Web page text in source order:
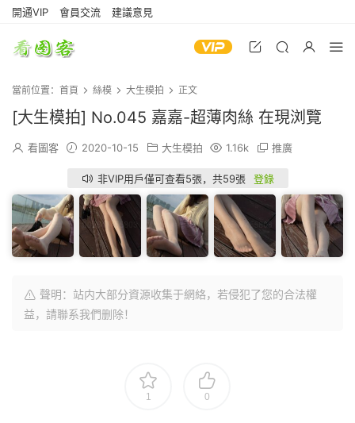
開通VIP 會員交流 建議意見
當前位置： 首頁 絲模 大生模拍 正文
[大生模拍] No.045 嘉嘉-超薄肉絲 在現浏覽
看圖客 2020-10-15 大生模拍 1.16k 推廣
非VIP用戶僅可查看5張，共59張 登錄
聲明：站内大部分資源收集于網絡，若侵犯了您的合法權
益，請聯系我們删除！
1 0